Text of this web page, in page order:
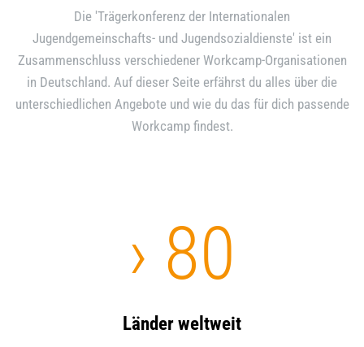
Die 'Trägerkonferenz der Internationalen
Jugendgemeinschafts- und Jugendsozialdienste' ist ein
Zusammenschluss verschiedener Workcamp-Organisationen
in Deutschland. Auf dieser Seite erfährst du alles über die
unterschiedlichen Angebote und wie du das für dich passende
Workcamp findest.
› 80
Länder weltweit